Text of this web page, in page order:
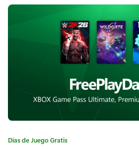
o
C
Días de Juego Gratis